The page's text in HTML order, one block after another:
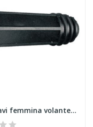
Giuntacavi femmina volante mmq 95